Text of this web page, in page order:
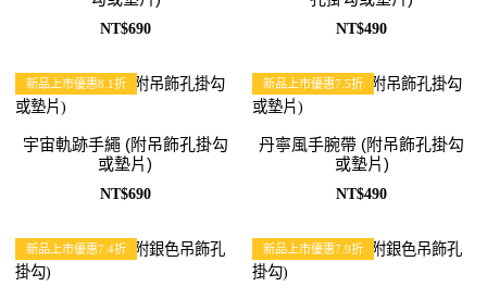
NT$690 NT$490
新品上市優惠8.1折
宇宙軌跡手繩 (附吊飾孔掛勾
或墊片)
NT$690
新品上市優惠7.5折
丹寧風手腕帶 (附吊飾孔掛勾
或墊片)
NT$490
新品上市優惠7.4折 新品上市優惠7.9折